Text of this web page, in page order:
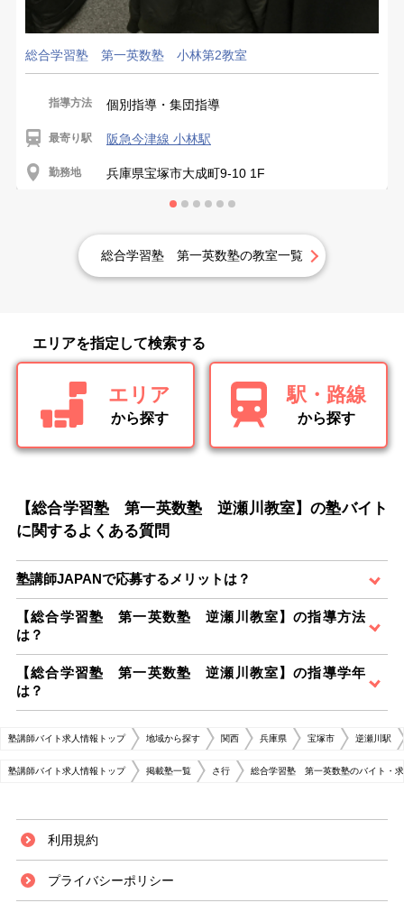
総合学習塾 第一英数塾 小林第2教室
指導方法 個別指導・集団指導
最寄り駅 阪急今津線 小林駅
勤務地 兵庫県宝塚市大成町9-10 1F
総合学習塾 第一英数塾の教室一覧
エリアを指定して検索する
エリア
から探す
駅・路線
から探す
【総合学習塾 第一英数塾 逆瀬川教室】の塾バイト
に関するよくある質問
塾講師JAPANで応募するメリットは？
【総合学習塾 第一英数塾 逆瀬川教室】の指導方法
は？
【総合学習塾 第一英数塾 逆瀬川教室】の指導学年
は？
塾講師バイト求人情報トップ 地域から探す 関西 兵庫県 宝塚市 逆瀬川駅
塾講師バイト求人情報トップ 掲載塾一覧 さ行 総合学習塾 第一英数塾のバイト・
利用規約
プライバシーポリシー